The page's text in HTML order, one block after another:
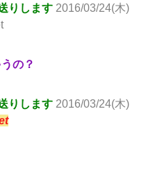
りします 2016/03/24(木)
の？
りします 2016/03/24(木)